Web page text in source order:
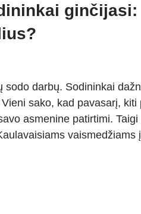
ginčijasi:
darbų. Sodininkai
sako, kad pavasarį, kiti
asmenine patirtimi.
vaismedžiams